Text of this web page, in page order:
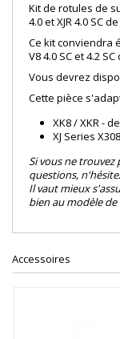
Kit de rotules de
4.0 et XJR 4.0 SC
Ce kit conviendra
V8 4.0 SC et 4.2
Vous devrez
Cette pièce
XK8 / XKR -
XJ Series
Si vous ne trouvez
questions,
Il vaut mieux
bien au modèle
Accessoires